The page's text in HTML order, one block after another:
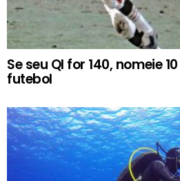
Se seu QI for 140, nomeie
futebol